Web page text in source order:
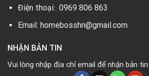
Điện thoại: 0969 806 863
Email: homebosshn@gmail.com
NHẬN BẢN TIN
Vui lòng nhập địa chỉ email để nhận bản